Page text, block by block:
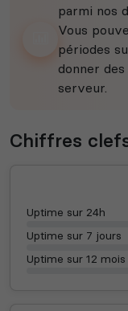
parmi nos
Vous
périodes
donner
serveur.
Chiffres
Uptime sur 24h
Uptime sur 7 jours
Uptime sur 12 mois